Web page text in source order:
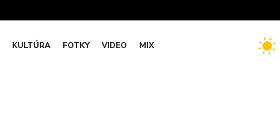
KULTÚRA FOTKY VIDEO MIX